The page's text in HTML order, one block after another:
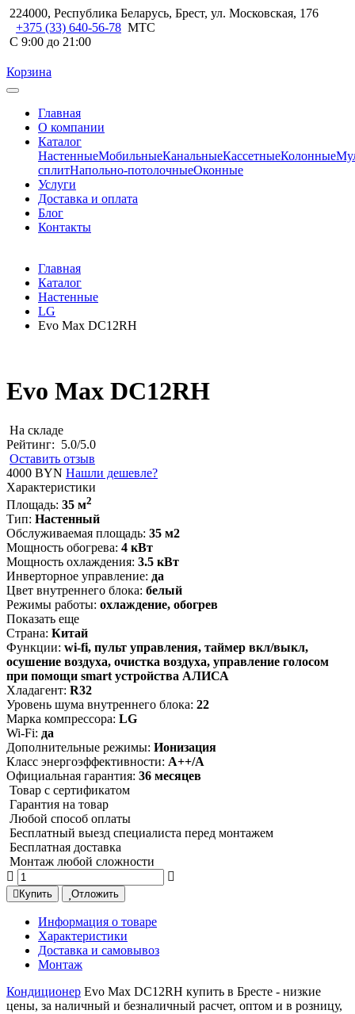
224000, Республика Беларусь, Брест, ул. Московская, 176
+375 (33) 640-56-78 МТС
С 9:00 до 21:00
Корзина
Главная
О компании
Каталог
НастенныеМобильныеКанальныеКассетныеКолонные
сплитНапольно-потолочныеОконные
Услуги
Доставка и оплата
Блог
Контакты
Главная
Каталог
Настенные
LG
Evo Max DC12RH
Evo Max DC12RH
На складе
Рейтинг: 5.0/5.0
Оставить отзыв
4000 BYN Нашли дешевле?
Характеристики
Площадь: 35 м2
Тип: Настенный
Обслуживаемая площадь: 35 м2
Мощность обогрева: 4 кВт
Мощность охлаждения: 3.5 кВт
Инверторное управление: да
Цвет внутреннего блока: белый
Режимы работы: охлаждение, обогрев
Показать еще
Страна: Китай
Функции: wi-fi, пульт управления, таймер вкл/выкл,
осушение воздуха, очистка воздуха, управление голосом
при помощи smart устройства АЛИСА
Хладагент: R32
Уровень шума внутреннего блока: 22
Марка компрессора: LG
Wi-Fi: да
Дополнительные режимы: Ионизация
Класс энергоэффективности: A++/A
Официальная гарантия: 36 месяцев
Товар с сертификатом
Гарантия на товар
Любой способ оплаты
Бесплатный выезд специалиста перед монтажем
Бесплатная доставка
Монтаж любой сложности
Купить Отложить
Информация о товаре
Характеристики
Доставка и самовывоз
Монтаж
Кондиционер Evo Max DC12RH купить в Бресте - низкие
цены, за наличный и безналичный расчет, оптом и в розницу,